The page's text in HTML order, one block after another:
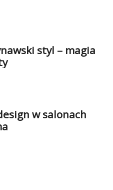
styl – magia
w salonach